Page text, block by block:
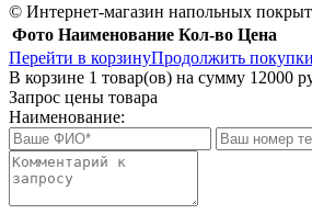
© Интернет-магазин напольных
Фото Наименование Кол-во Цена
Перейти в корзинуПродолжить покупки
В корзине 1 товар(ов) на сумму 12000
Запрос цены товара
Наименование: